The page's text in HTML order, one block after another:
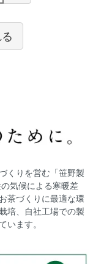
くりを営む「笹野製
気候による寒暖差
茶づくりに最適な環
培、自社工場での製
います。